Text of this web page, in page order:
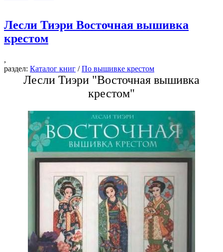
Лесли Тиэри Восточная вышивка
крестом
,
раздел: Каталог книг /По вышивке крестом
Лесли Тиэри "Восточная вышивка
крестом"